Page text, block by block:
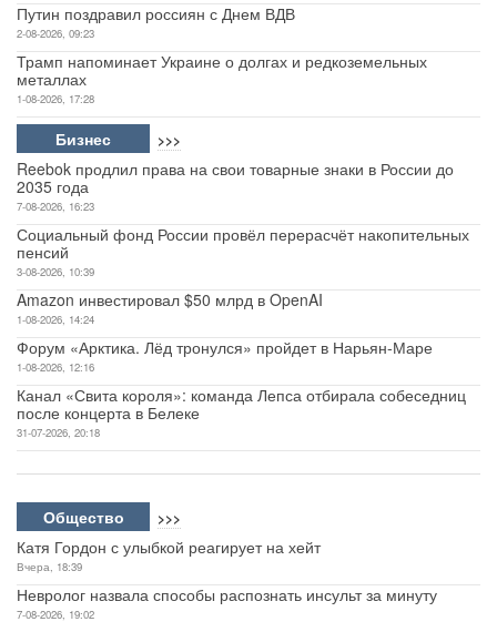
Путин поздравил россиян с Днем ВДВ
2-08-2026, 09:23
Трамп напоминает Украине о долгах и редкоземельных
металлах
1-08-2026, 17:28
Бизнес >>>
Reebok продлил права на свои товарные знаки в России до
2035 года
7-08-2026, 16:23
Социальный фонд России провёл перерасчёт накопительных
пенсий
3-08-2026, 10:39
Amazon инвестировал $50 млрд в OpenAI
1-08-2026, 14:24
Форум «Арктика. Лёд тронулся» пройдет в Нарьян-Маре
1-08-2026, 12:16
Канал «Свита короля»: команда Лепса отбирала собеседниц
после концерта в Белеке
31-07-2026, 20:18
Общество >>>
Катя Гордон с улыбкой реагирует на хейт
Вчера, 18:39
Невролог назвала способы распознать инсульт за минуту
7-08-2026, 19:02